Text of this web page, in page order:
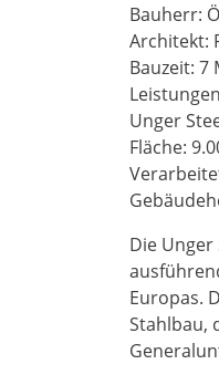
Bauherr:
Architekt:
Bauzeit: 7
Leistungen
Unger
Fläche:
Die
Europas.
Stahlbau,